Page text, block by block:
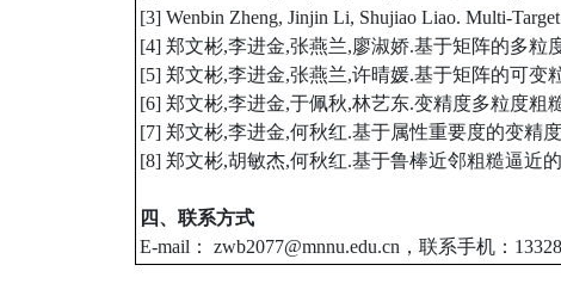
[3] Wenbin Zheng, Jinjin Li, Shujiao Liao. Multi-
[4] 郑文彬,李进金,张燕兰,廖淑娇.基于矩阵的多粒
[5] 郑文彬,李进金,张燕兰,许晴媛.基于矩阵的可变
[6] 郑文彬,李进金,于佩秋,林艺东.变精度多粒度粗
[7] 郑文彬,李进金,何秋红.基于属性重要度的变精
[8] 郑文彬,胡敏杰,何秋红.基于鲁棒近邻粗糙逼近
四、 联系方式
E-mail： zwb2077@mnnu.edu.cn，联系手机：